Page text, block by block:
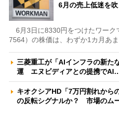
6月の売上低迷を
6月3日に8330円をつけたワーク
7564）の株価は、わずか1カ月あ
三菱重工が「AIインフラの新た
運 エヌビディアとの提携で
キオクシアHD「7万円割れから
の反転シグナルか？ 市場のム